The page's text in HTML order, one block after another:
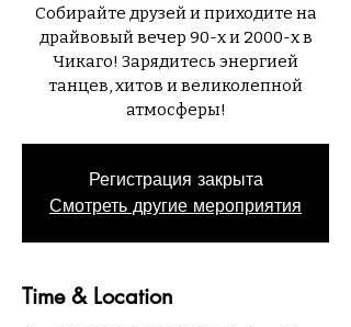
Собирайте друзей и приходите на
драйвовый вечер 90-х и 2000-х в
Чикаго! Зарядитесь энергией
танцев, хитов и великолепной
атмосферы!
Регистрация закрыта
Смотреть другие мероприятия
Time & Location